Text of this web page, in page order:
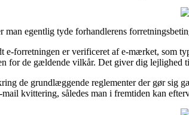
man egentlig tyde forhandlerens
forretningen er verificeret af e-mærket, som
for de gældende vilkår. Det giver dig
de grundlæggende reglementer der gør
kvittering, således man i fremtiden kan